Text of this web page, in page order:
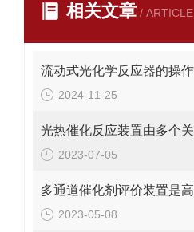
相关文章 / ARTICLE
2024-11-25
2023-07-05
2023-05-08